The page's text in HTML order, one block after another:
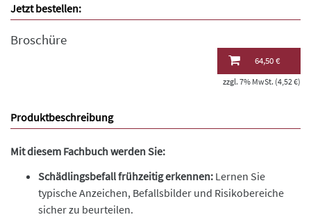
Jetzt bestellen:
Broschüre
64,50 €
zzgl. 7% MwSt. (4,52 €)
Produktbeschreibung
Mit diesem Fachbuch werden Sie:
Schädlingsbefall frühzeitig erkennen: Lernen Sie
typische Anzeichen, Befallsbilder und Risikobereiche
sicher zu beurteilen.